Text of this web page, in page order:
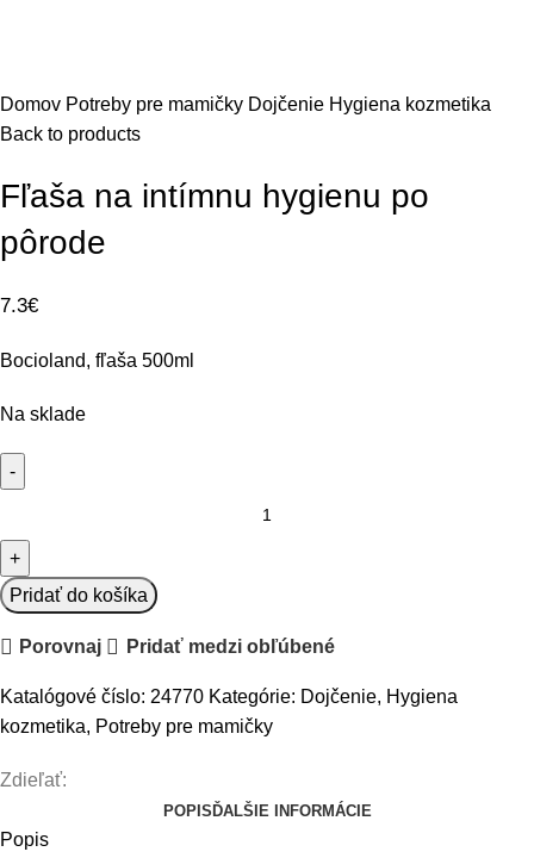
Domov Potreby pre mamičky Dojčenie Hygiena kozmetika
Back to products
Fľaša na intímnu hygienu po
pôrode
7.3€
Bocioland, fľaša 500ml
Na sklade
na
intímnu
po
Pridať do košíka
Porovnaj Pridať medzi obľúbené
Katalógové číslo: 24770 Kategórie: Dojčenie, Hygiena
kozmetika, Potreby pre mamičky
Zdieľať:
POPISĎALŠIE INFORMÁCIE
Popis